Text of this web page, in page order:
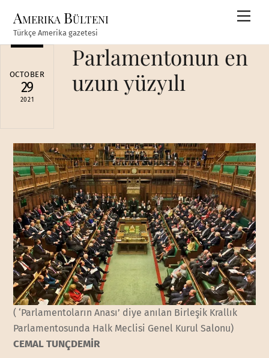
content
Amerika Bülteni
Türkçe Amerika gazetesi
OCTOBER
29
2021
Parlamentonun en
uzun yüzyılı
( ‘Parlamentoların Anası’ diye anılan Birleşik Krallık
Parlamentosunda Halk Meclisi Genel Kurul Salonu)
CEMAL TUNÇDEMİR